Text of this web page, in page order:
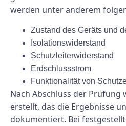
werden unter anderem
Zustand des Geräts und
Isolationswiderstand
Schutzleiterwiderstand
Erdschlussstrom
Funktionalität von
Nach Abschluss der Prüfung
erstellt, das die Ergebnisse
dokumentiert. Bei